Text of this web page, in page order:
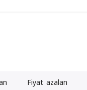
Fiyat azalan